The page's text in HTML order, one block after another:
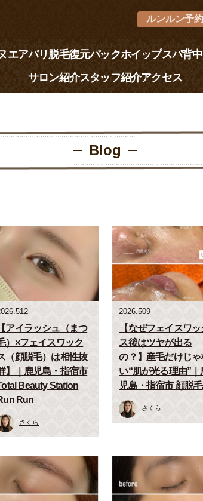
ルンルン予約
エアバリ 脱毛復元パックホイップスパ背
サロン紹介スタッフ紹介アクセス
Blog
【アイラッシュ（まつ
）×フェイスワック
（顔脱毛）は相性抜
】｜鹿児島・指宿市
Beauty Station
Run
さくら
2026.509
【なぜフェイスワッ
ス後はツヤが出る
の？】産毛だけじゃ
い“肌が光る理由”｜
児島・指宿市 顔脱毛
さくら